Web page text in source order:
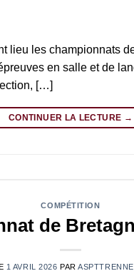
lieu les championnats
en salle et de
[…]
CONTINUER LA LECTURE →
COMPÉTITION
de
1 AVRIL 2026 PAR